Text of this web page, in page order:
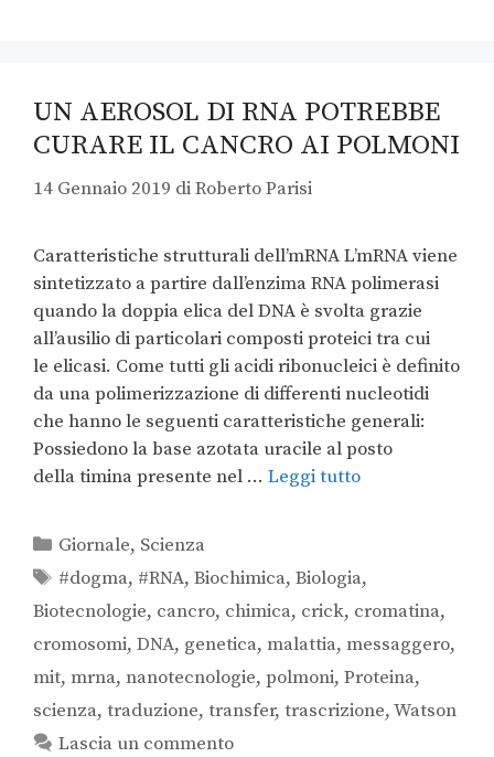
UN AEROSOL DI RNA POTREBBE
CURARE IL CANCRO AI POLMONI
14 Gennaio 2019 diRoberto Parisi
Caratteristiche strutturali dell’mRNA L’mRNA viene
sintetizzato a partire dall’enzima RNA polimerasi
quando la doppia elica del DNA è svolta grazie
all’ausilio di particolari composti proteici tra cui
le elicasi. Come tutti gli acidi ribonucleici è definito
da una polimerizzazione di differenti nucleotidi
che hanno le seguenti caratteristiche generali:
Possiedono la base azotata uracile al posto
della timina presente nel … Leggi tutto
Giornale, Scienza
#dogma, #RNA,Biochimica,Biologia,
Biotecnologie, cancro, chimica, crick, cromatina,
cromosomi, DNA, genetica, malattia, messaggero,
mit, mrna, nanotecnologie, polmoni, Proteina,
scienza, traduzione, transfer, trascrizione,Watson
Lascia un commento